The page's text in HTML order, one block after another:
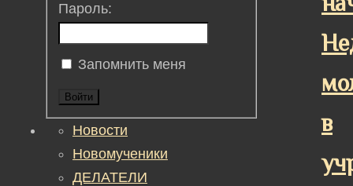
в
Пароль:
Запомнить меня
Войти
Новости
Новомученики
ДЕЛАТЕЛИ